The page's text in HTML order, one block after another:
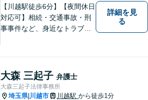
【川越駅徒歩6分】【夜間休日
対応可】相続・交通事故・刑
事事件など、身近なトラブル
よう尽力します。お困りごと
があれば、お気軽にご連絡く
ださい。
詳細を見
る
大森 三起子 弁護士
大森三起子法律事務所
埼玉県| 川越市 川越駅 から徒歩1分